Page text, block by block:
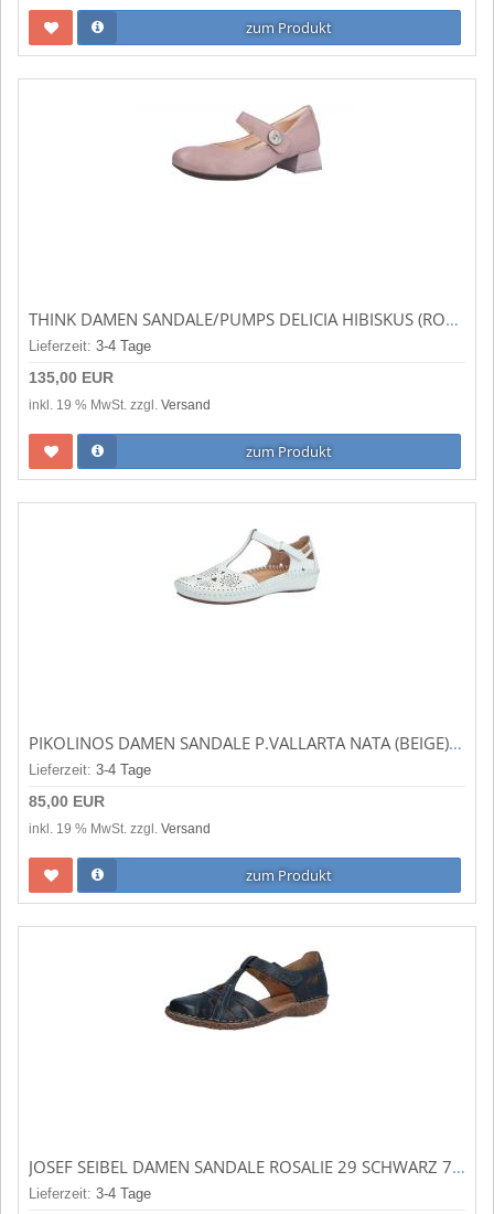
zum Produkt
THINK DAMEN SANDALE/PUMPS DELICIA HIBISKUS (ROT) 3-000287-4000
Lieferzeit: 3-4 Tage
135,00 EUR
inkl. 19 % MwSt. zzgl. Versand
zum Produkt
PIKOLINOS DAMEN SANDALE P.VALLARTA NATA (BEIGE) 655-0734
Lieferzeit: 3-4 Tage
85,00 EUR
inkl. 19 % MwSt. zzgl. Versand
zum Produkt
JOSEF SEIBEL DAMEN SANDALE ROSALIE 29 SCHWARZ 7952995/100
Lieferzeit: 3-4 Tage